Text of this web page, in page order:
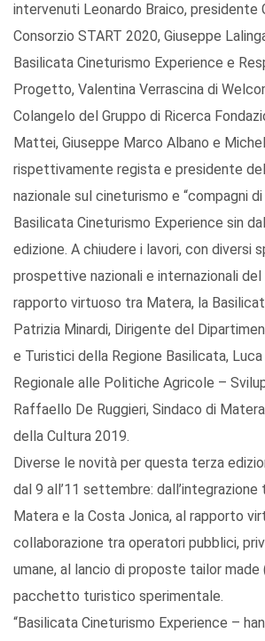
intervenuti Leonardo Braico, presidente
Consorzio START 2020, Giuseppe
Basilicata Cineturismo Experience e
Progetto, Valentina Verrascina di
Colangelo del Gruppo di Ricerca
Mattei, Giuseppe Marco Albano e
rispettivamente regista e presidente
nazionale sul cineturismo e “compagni di
Basilicata Cineturismo Experience sin
edizione. A chiudere i lavori, con diversi
prospettive nazionali e internazionali del
rapporto virtuoso tra Matera, la
Patrizia Minardi, Dirigente del
e Turistici della Regione Basilicata, Luca
Regionale alle Politiche Agricole –
Raffaello De Ruggieri, Sindaco di
della Cultura 2019.
Diverse le novità per questa terza
dal 9 all’11 settembre:
Matera e la Costa Jonica, al rapporto
collaborazione tra operatori pubblici,
umane, al lancio di proposte tailor made
pacchetto turistico sperimentale.
“Basilicata Cineturismo Experience –